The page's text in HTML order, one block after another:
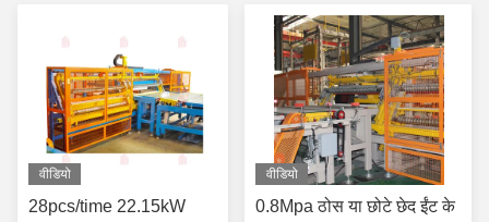
वीडियो
28pcs/time 22.15kW
वीडियो
0.8Mpa ठोस या छोटे छेद ईंट के